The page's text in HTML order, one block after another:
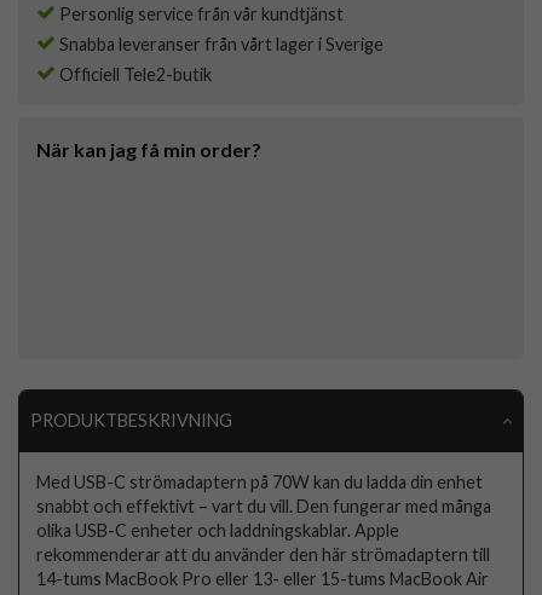
Personlig service från vår kundtjänst
Snabba leveranser från vårt lager i Sverige
Officiell Tele2-butik
När kan jag få min order?
PRODUKTBESKRIVNING
Med USB-C strömadaptern på 70W kan du ladda din enhet
snabbt och effektivt – vart du vill. Den fungerar med många
olika USB-C enheter och laddningskablar. Apple
rekommenderar att du använder den här strömadaptern till
14-tums MacBook Pro eller 13- eller 15-tums MacBook Air